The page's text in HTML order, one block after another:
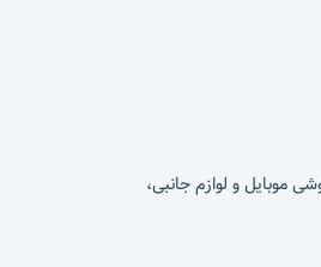
موبایل و لوازم جانبی،